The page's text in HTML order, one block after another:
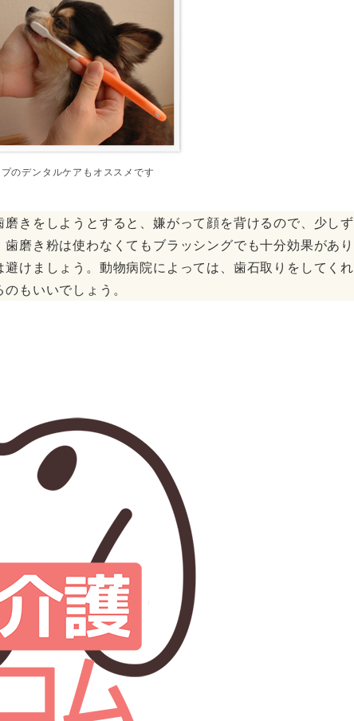
のデンタルケアもオススメです
きをしようとすると、嫌がって顔を背けるので、少しず
磨き粉は使わなくてもブラッシングでも十分効果があり
けましょう。動物病院によっては、歯石取りをしてくれ
もいいでしょう。